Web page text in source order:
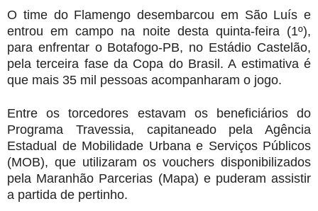
O time do Flamengo desembarcou em São Luís e
entrou em campo na noite desta quinta-feira (1º),
para enfrentar o Botafogo-PB, no Estádio Castelão,
pela terceira fase da Copa do Brasil. A estimativa é
que mais 35 mil pessoas acompanharam o jogo.
Entre os torcedores estavam os beneficiários do
Programa Travessia, capitaneado pela Agência
Estadual de Mobilidade Urbana e Serviços Públicos
(MOB), que utilizaram os vouchers disponibilizados
pela Maranhão Parcerias (Mapa) e puderam assistir
a partida de pertinho.